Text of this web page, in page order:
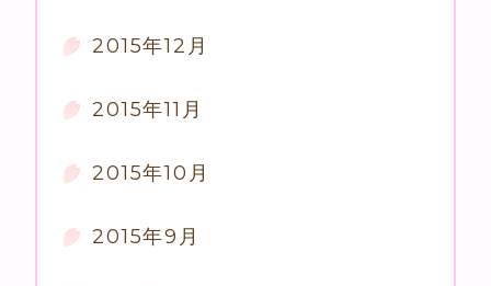
2015年12月
2015年11月
2015年10月
2015年9月